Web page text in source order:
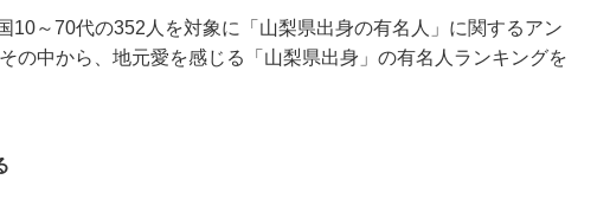
10～70代の352人を対象に「山梨県出身の有名人」に関するアン
の中から、地元愛を感じる「山梨県出身」の有名人ランキングを